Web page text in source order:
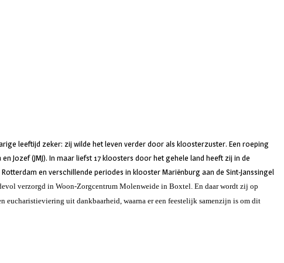
leeftijd zeker: zij wilde het leven verder door als kloosterzuster. Een roeping
Jozef (JMJ). In maar liefst 17 kloosters door het gehele land heeft zij in de
en verschillende periodes in klooster Mariënburg aan de Sint-Janssingel
verzorgd in Woon-Zorgcentrum Molenweide in Boxtel. En daar wordt zij op
eucharistieviering uit dankbaarheid, waarna er een feestelijk samenzijn is om dit